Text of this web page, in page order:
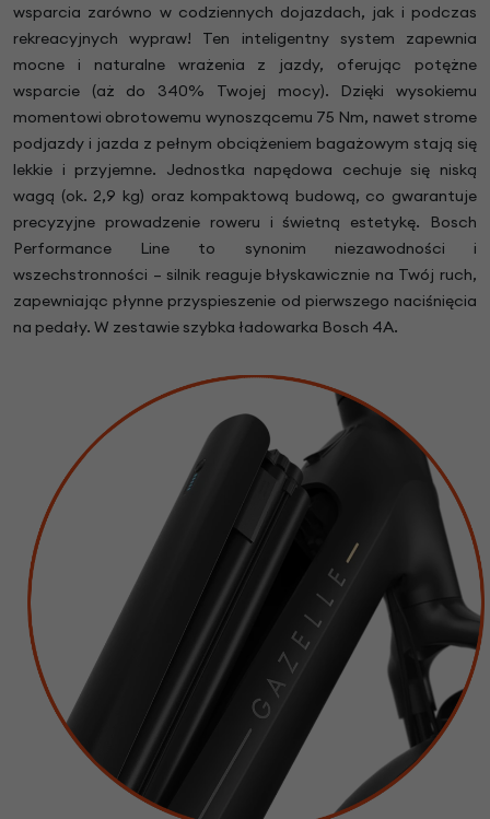
wsparcia zarówno w codziennych dojazdach, jak i podczas
rekreacyjnych wypraw! Ten inteligentny system zapewnia
mocne i naturalne wrażenia z jazdy, oferując potężne
wsparcie (aż do 340% Twojej mocy). Dzięki wysokiemu
momentowi obrotowemu wynoszącemu 75 Nm, nawet strome
podjazdy i jazda z pełnym obciążeniem bagażowym stają się
lekkie i przyjemne. Jednostka napędowa cechuje się niską
wagą (ok. 2,9 kg) oraz kompaktową budową, co gwarantuje
precyzyjne prowadzenie roweru i świetną estetykę. Bosch
Performance Line to synonim niezawodności i
wszechstronności – silnik reaguje błyskawicznie na Twój ruch,
zapewniając płynne przyspieszenie od pierwszego naciśnięcia
na pedały. W zestawie szybka ładowarka Bosch 4A.